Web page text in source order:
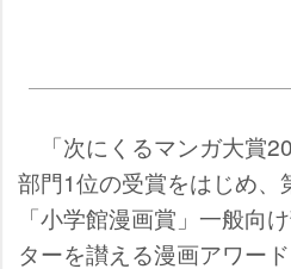
「次にくるマンガ大賞
部門1位の受賞をはじめ、
「小学館漫画賞」一般向
ターを讃える漫画アワー